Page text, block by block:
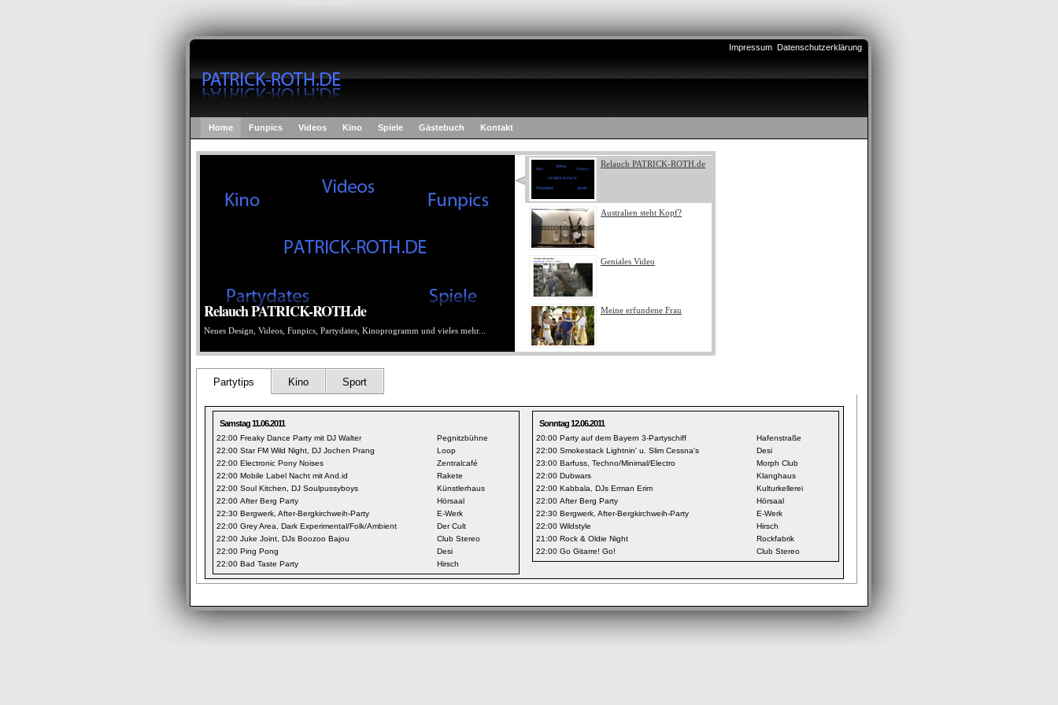
Impressum Datenschutzerklärung
Home Funpics Videos Kino Spiele Gästebuch Kontakt
Relauch PATRICK-ROTH.de
Australien steht Kopf?
Geniales Video
Meine erfundene Frau
Relauch PATRICK-ROTH.de
Neues Design, Videos, Funpics, Partydates, Kinoprogramm und vieles mehr...
Partytips Kino Sport
Samstag 11.06.2011
22:00 Freaky Dance Party mit DJ Walter
Pegnitzbühne
22:00 Star FM Wild Night, DJ Jochen Prang
Loop
22:00 Electronic Pony Noises
Zentralcafé
22:00 Mobile Label Nacht mit And.id
Rakete
22:00 Soul Kitchen, DJ Soulpussyboys
Künstlerhaus
22:00 After Berg Party
Hörsaal
22:30 Bergwerk, After-Bergkirchweih-Party
E-Werk
22:00 Grey Area, Dark Experimental/Folk/Ambient
Der Cult
22:00 Juke Joint, DJs Boozoo Bajou
Club Stereo
22:00 Ping Pong
Desi
22:00 Bad Taste Party Hirsch
Sonntag 12.06.2011
20:00 Party auf dem Bayern 3-Partyschiff
Hafenstraße
22:00 Smokestack Lightnin' u. Slim Cessna's
Desi
23:00 Barfuss, Techno/Minimal/Electro
Morph Club
22:00 Dubwars
Klanghaus
22:00 Kabbala, DJs Erman Erim
Kulturkellerei
22:00 After Berg Party
Hörsaal
22:30 Bergwerk, After-Bergkirchweih-Party
E-Werk
22:00 Wildstyle
Hirsch
21:00 Rock & Oldie Night
Rockfabrik
22:00 Go Gitarre! Go! Club Stereo